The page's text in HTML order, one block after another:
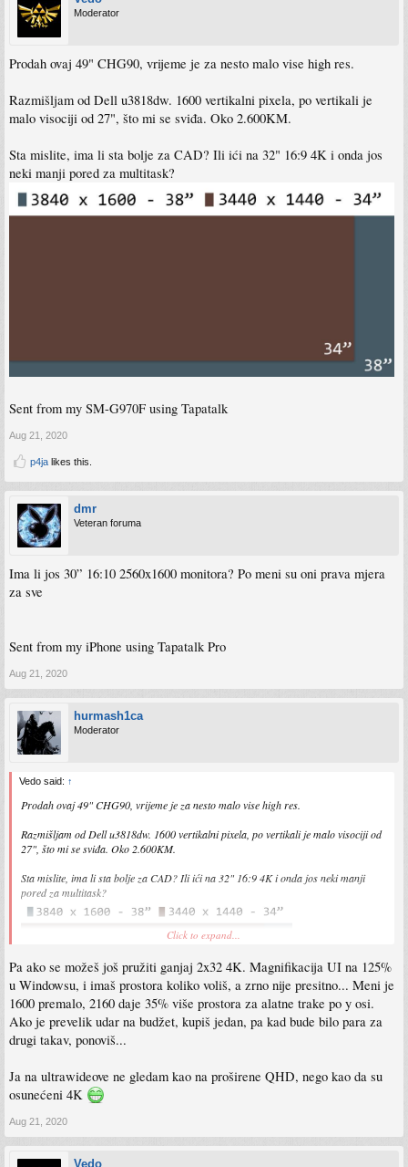
Moderator
Prodah ovaj 49" CHG90, vrijeme je za nesto malo vise high res.
Razmišljam od Dell u3818dw. 1600 vertikalni pixela, po vertikali je
malo visociji od 27", što mi se sviđa. Oko 2.600KM.
Sta mislite, ima li sta bolje za CAD? Ili ići na 32" 16:9 4K i onda jos
neki manji pored za multitask?
Sent from my SM-G970F using Tapatalk
Aug 21, 2020
p4ja likes this.
dmr
Veteran foruma
Ima li jos 30” 16:10 2560x1600 monitora? Po meni su oni prava mjera
za sve
Sent from my iPhone using Tapatalk Pro
Aug 21, 2020
hurmash1ca
Moderator
Vedo said: ↑
Prodah ovaj 49" CHG90, vrijeme je za nesto malo vise high res.
Razmišljam od Dell u3818dw. 1600 vertikalni pixela, po vertikali je malo visociji od
27", što mi se sviđa. Oko 2.600KM.
Sta mislite, ima li sta bolje za CAD? Ili ići na 32" 16:9 4K i onda jos neki manji
pored za multitask?
Click to expand...
Pa ako se možeš još pružiti ganjaj 2x32 4K. Magnifikacija UI na 125%
u Windowsu, i imaš prostora koliko voliš, a zrno nije presitno... Meni je
1600 premalo, 2160 daje 35% više prostora za alatne trake po y osi.
Ako je prevelik udar na budžet, kupiš jedan, pa kad bude bilo para za
drugi takav, ponoviš...
Ja na ultrawideove ne gledam kao na proširene QHD, nego kao da su
osunećeni 4K
Aug 21, 2020
Vedo